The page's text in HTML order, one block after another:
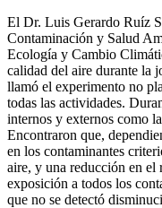
El Dr. Luis Gerardo Ruíz
Contaminación y Salud
Ecología y Cambio
calidad del aire durante la
llamó el experimento no
todas las actividades.
internos y externos como
Encontraron que,
en los contaminantes
aire, y una reducción en el
exposición a todos los
que no se detectó